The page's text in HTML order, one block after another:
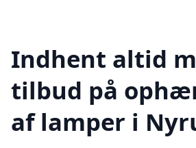
Indhent altid
tilbud på
af lamper i